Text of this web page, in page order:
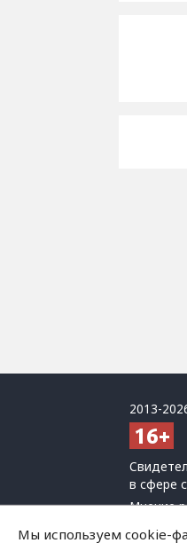
2013-
в сфере
Мнение
При
Мы используем cookie-